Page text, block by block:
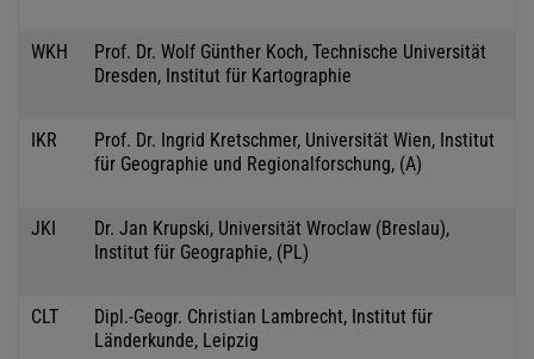
WKH
Prof. Dr. Wolf Günther Koch, Technische Universität
Dresden, Institut für Kartographie
IKR
Prof. Dr. Ingrid Kretschmer, Universität Wien, Institut
für Geographie und Regionalforschung, (A)
JKI
Dr. Jan Krupski, Universität Wroclaw (Breslau),
Institut für Geographie, (PL)
CLT
Dipl.-Geogr. Christian Lambrecht, Institut für
Länderkunde, Leipzig